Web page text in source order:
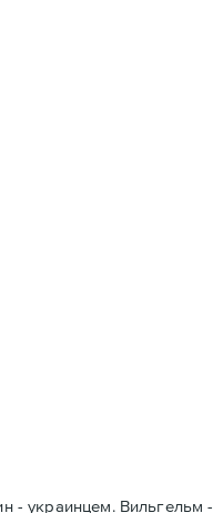
- украинцем. Вильгельм -